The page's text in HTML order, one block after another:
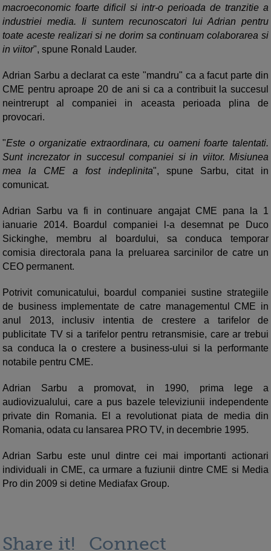
macroeconomic foarte dificil si intr-o perioada de tranzitie a
industriei media. Ii suntem recunoscatori lui Adrian pentru
toate aceste realizari si ne dorim sa continuam colaborarea si
in viitor", spune Ronald Lauder.
Adrian Sarbu a declarat ca este "mandru" ca a facut parte din
CME pentru aproape 20 de ani si ca a contribuit la succesul
neintrerupt al companiei in aceasta perioada plina de
provocari.
"Este o organizatie extraordinara, cu oameni foarte talentati.
Sunt increzator in succesul companiei si in viitor. Misiunea
mea la CME a fost indeplinita", spune Sarbu, citat in
comunicat.
Adrian Sarbu va fi in continuare angajat CME pana la 1
ianuarie 2014. Boardul companiei l-a desemnat pe Duco
Sickinghe, membru al boardului, sa conduca temporar
comisia directorala pana la preluarea sarcinilor de catre un
CEO permanent.
Potrivit comunicatului, boardul companiei sustine strategiile
de business implementate de catre managementul CME in
anul 2013, inclusiv intentia de crestere a tarifelor de
publicitate TV si a tarifelor pentru retransmisie, care ar trebui
sa conduca la o crestere a business-ului si la performante
notabile pentru CME.
Adrian Sarbu a promovat, in 1990, prima lege a
audiovizualului, care a pus bazele televiziunii independente
private din Romania. El a revolutionat piata de media din
Romania, odata cu lansarea PRO TV, in decembrie 1995.
Adrian Sarbu este unul dintre cei mai importanti actionari
individuali in CME, ca urmare a fuziunii dintre CME si Media
Pro din 2009 si detine Mediafax Group.
Share it! Connect